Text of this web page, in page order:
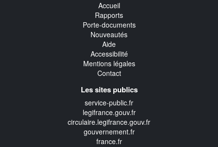
Accueil
Rapports
Porte-documents
Nouveautés
Aide
Accessibilité
Mentions légales
Contact
Les sites publics
service-public.fr
legifrance.gouv.fr
circulaire.legifrance.gouv.fr
gouvernement.fr
france.fr